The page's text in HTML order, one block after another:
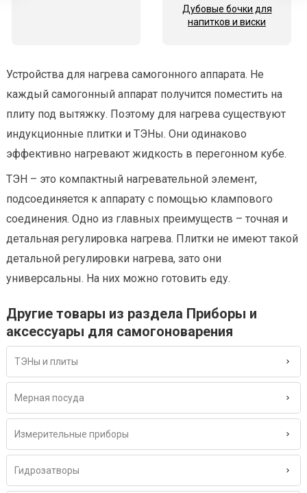
Дубовые бочки для
напитков и виски
Устройства для нагрева самогонного аппарата. Не
каждый самогонный аппарат получится поместить на
плиту под вытяжку. Поэтому для нагрева существуют
индукционные плитки и ТЭНы. Они одинаково
эффективно нагревают жидкость в перегонном кубе.
ТЭН – это компактный нагревательной элемент,
подсоединяется к аппарату с помощью клампового
соединения. Одно из главных преимуществ – точная и
детальная регулировка нагрева. Плитки не имеют такой
детальной регулировки нагрева, зато они
универсальны. На них можно готовить еду.
Другие товары из раздела Приборы и
аксессуары для самогоноварения
ТЭНы и плиты
Мерная посуда
Измерительные приборы
Гидрозатворы